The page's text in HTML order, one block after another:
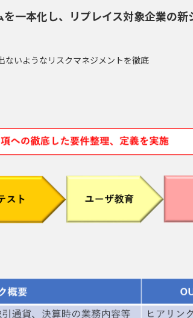
一本化し、リプレイス対象企業の新
ないようなリスクマネジメントを徹底